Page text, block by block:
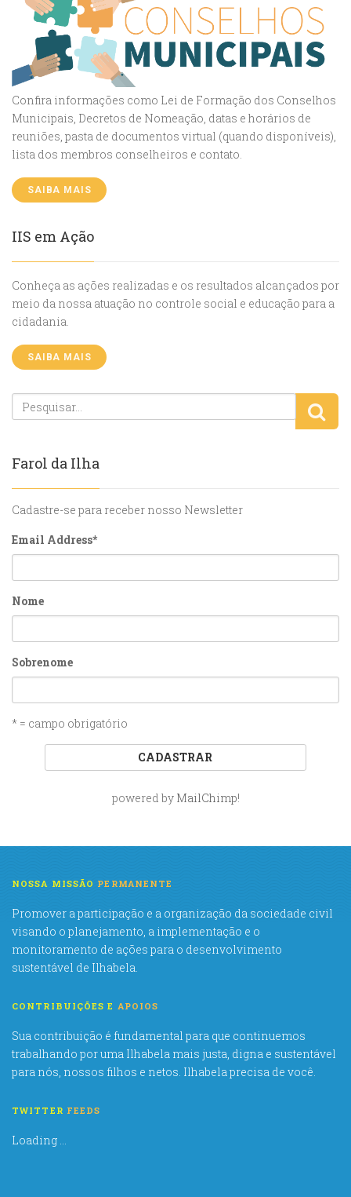
Confira informações como Lei de Formação dos Conselhos
Municipais, Decretos de Nomeação, datas e horários de
reuniões, pasta de documentos virtual (quando disponíveis),
lista dos membros conselheiros e contato.
SAIBA MAIS
IIS em Ação
Conheça as ações realizadas e os resultados alcançados por
meio da nossa atuação no controle social e educação para a
cidadania.
SAIBA MAIS
Farol da Ilha
Cadastre-se para receber nosso Newsletter
Email Address*
Nome
Sobrenome
* = campo obrigatório
powered by MailChimp!
NOSSA MISSÃO PERMANENTE
Promover a participação e a organização da sociedade civil
visando o planejamento, a implementação e o
monitoramento de ações para o desenvolvimento
sustentável de Ilhabela.
CONTRIBUIÇÕES E APOIOS
Sua contribuição é fundamental para que continuemos
trabalhando por uma Ilhabela mais justa, digna e sustentável
para nós, nossos filhos e netos. Ilhabela precisa de você.
TWITTER FEEDS
Loading ...